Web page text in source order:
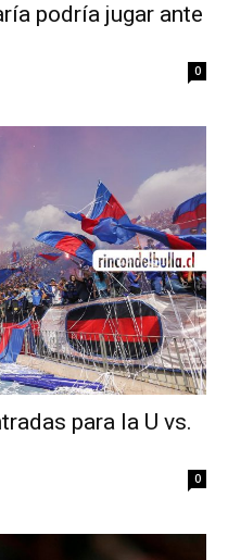
podría jugar ante
0
para la U vs.
0